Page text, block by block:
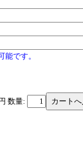
です。
数量: